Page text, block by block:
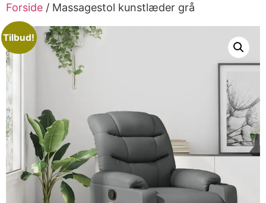
Forside / Massagestol kunstlæder grå
Tilbud!